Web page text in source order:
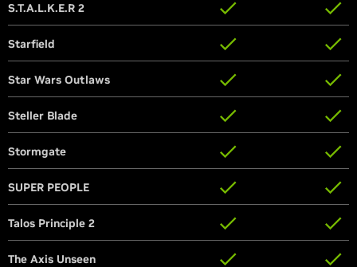
S.T.A.L.K.E.R 2
Starfield
Star Wars Outlaws
Steller Blade
Stormgate
SUPER PEOPLE
Talos Principle 2
The Axis Unseen
S.T.A.L.K.E.R 2
Starfield
Star Wars Outlaws
Steller Blade
Stormgate
SUPER PEOPLE
Talos Principle 2
The Axis Unseen